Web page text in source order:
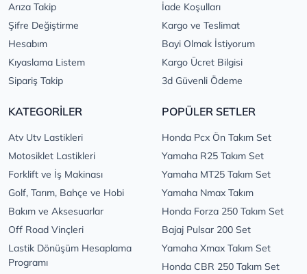
Arıza Takip
Şifre Değiştirme
Hesabım
Kıyaslama Listem
Sipariş Takip
İade Koşulları
Kargo ve Teslimat
Bayi Olmak İstiyorum
Kargo Ücret Bilgisi
3d Güvenli Ödeme
KATEGORİLER
Atv Utv Lastikleri
Motosiklet Lastikleri
Forklift ve İş Makinası
Golf, Tarım, Bahçe ve Hobi
Bakım ve Aksesuarlar
Off Road Vinçleri
Lastik Dönüşüm Hesaplama
Programı
POPÜLER SETLER
Honda Pcx Ön Takım Set
Yamaha R25 Takım Set
Yamaha MT25 Takım Set
Yamaha Nmax Takım
Honda Forza 250 Takım Set
Bajaj Pulsar 200 Set
Yamaha Xmax Takım Set
Honda CBR 250 Takım Set